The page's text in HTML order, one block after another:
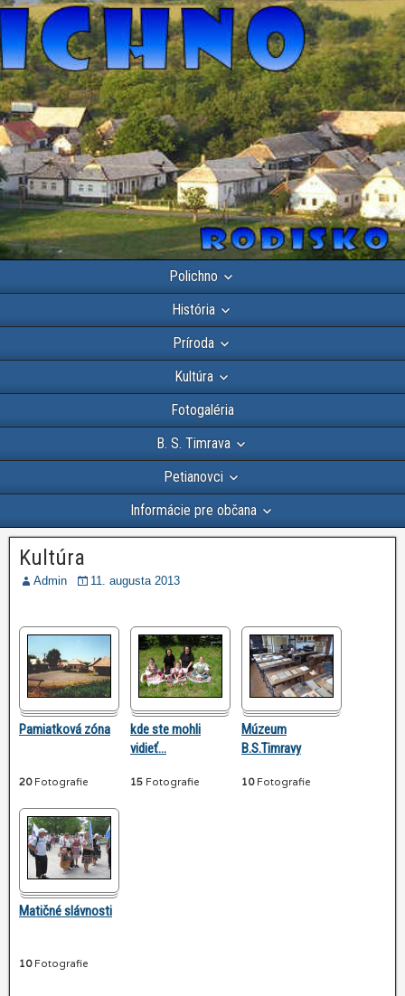
Polichno
História
Príroda
Kultúra
Fotogaléria
B. S. Timrava
Petianovci
Informácie pre občana
Kultúra
Admin 11. augusta 2013
Pamiatková zóna
20Fotografie
kde ste mohli
vidieť…
15 Fotografie
Múzeum
B.S.Timravy
10Fotografie
Matičné slávnosti
10Fotografie